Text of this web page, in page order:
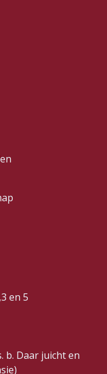
en 5
b. Daar juicht en